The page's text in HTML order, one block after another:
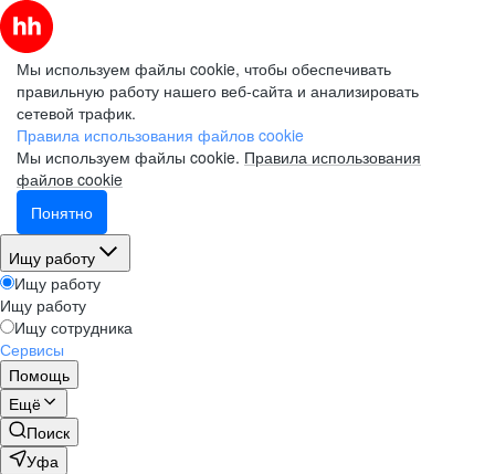
Мы используем файлы cookie, чтобы обеспечивать
правильную работу нашего веб-сайта и анализировать
сетевой трафик.
Правила использования файлов cookie
Мы используем файлы cookie. Правила использования
файлов cookie
Понятно
Ищу работу
Ищу работу
Ищу работу
Ищу сотрудника
Сервисы
Помощь
Ещё
Поиск
Уфа